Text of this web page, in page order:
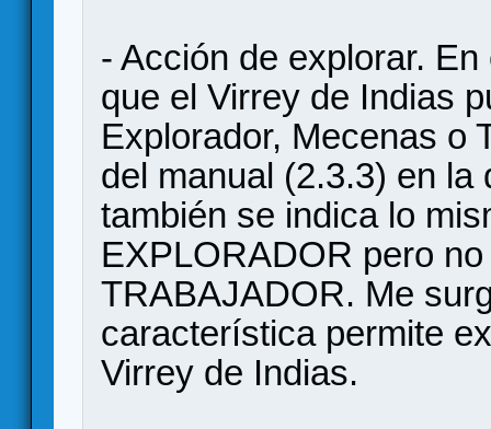
- Acción de explorar.
que el Virrey de Indias
Explorador, Mecenas o
del manual (2.3.3) en
también se indica lo
EXPLORADOR pero
TRABAJADOR. Me
característica permite
Virrey de Indias.